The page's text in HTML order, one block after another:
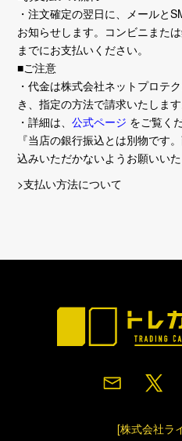
・注文確定の翌日に、メールと
お知らせします。コンビニまた
までにお支払いください。
■ご注意
・代金は株式会社ネットプロテ
き、指定の方法で請求いたします
・詳細は、公式ページ をご覧く
『当店の銀行振込とは別物です
込みいただかないようお願いいた
>支払い方法について
[株式会社ラ